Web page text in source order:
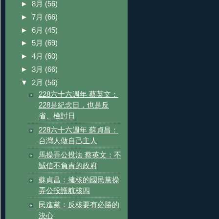
► 8月 (56)
► 7月 (66)
► 6月 (45)
► 5月 (69)
► 4月 (60)
► 3月 (66)
▼ 2月 (56)
228六十六週年 蔡英文：
228是紀念日，也是反
省、檢討日
228六十六週年 蘇貞昌：
台灣人做自己主人
馬操弄公投法 蔡英文：不
誠信不負責的政府
蘇貞昌：擁核的國民黨操
弄公投護航核四
民進黨：反核要有必勝的
決心